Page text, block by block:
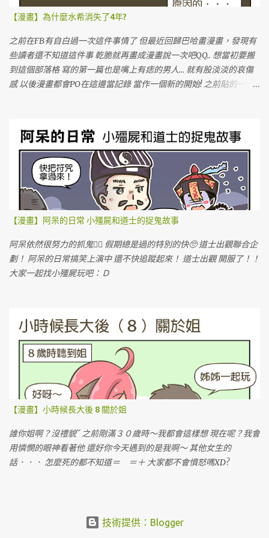
【漫畫】為什麼水希消失了4年?
之前在FB有自白過一次這件事情了 但最近回歸巴哈畫漫畫，發現有
些讀者還不知道這件事 乾脆就再畫成漫畫說一次吧QQ.. 想當初要搬
到這個部落格 寫的第一篇也是嘴上有痣的男人... 就有股淡淡的哀傷
感 以後漫畫都會PO在這邊當記錄 當作一個新的開始! 之前貼的一些
【漫畫】阿呆的日常 小殭屍和道士的捉鬼故事
阿呆依然很努力的抓鬼🙆‍♀️ 假期總是過的特別的快🥺 道士出觀聯合企
劃！ 阿呆的日常搞笑上演中 還不快追蹤起來！ 道士出觀 開服了！！
大家一起找小殭屍玩吧：Ｄ
【漫畫】小時候長大後 8 關於姐
誰你姐啊？沒禮貌ˋˊ 之前剛滿３０歲時～我都會這樣想 現在呢？我會
用憐憫的眼神看著他 還好你今天遇到的是我啊～ 其他女生的
話．．． 怎麼死的都不知道＝ ＝＋ 大家都不會憤怒嗎XD?
技術提供：Blogger